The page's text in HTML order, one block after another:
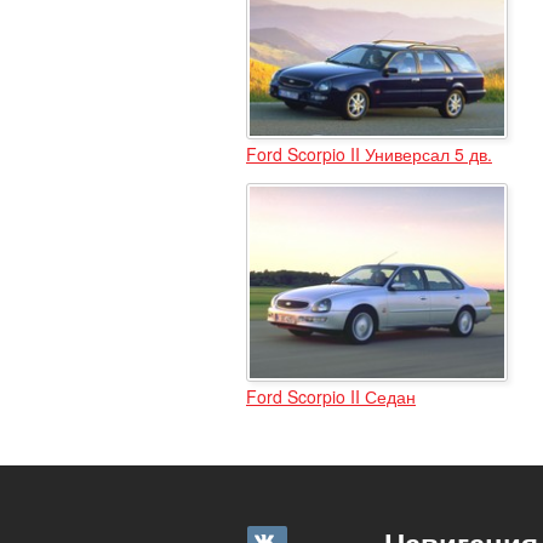
Ford Scorpio II Универсал 5 дв.
Ford Scorpio II Седан